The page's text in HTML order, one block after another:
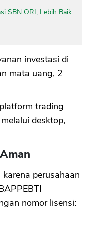
SBN ORI, Lebih Baik
investasi di
mata uang, 2
trading
desktop,
perusahaan
nomor lisensi: